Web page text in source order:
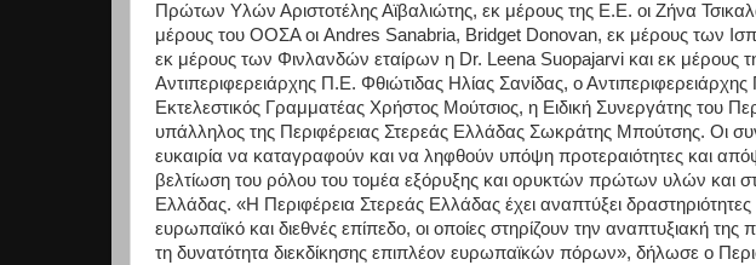
Πρώτων Υλών Αριστοτέλης Αϊβαλιώτης, εκ μέρους της Ε.Ε. οι Ζήνα
μέρους του ΟΟΣΑ οι Andres Sanabria, Bridget Donovan, εκ μέρους των
εκ μέρους των Φινλανδών εταίρων η Dr. Leena Suopajarvi και εκ μέρους
Αντιπεριφερειάρχης Π.Ε. Φθιώτιδας Ηλίας Σανίδας, ο
Εκτελεστικός Γραμματέας Χρήστος Μούτσιος, η Ειδική Συνεργάτης του
υπάλληλος της Περιφέρειας Στερεάς Ελλάδας Σωκράτης Μπούτσης. Οι
ευκαιρία να καταγραφούν και να ληφθούν υπόψη προτεραιότητες και
βελτίωση του ρόλου του τομέα εξόρυξης και ορυκτών πρώτων υλών και
Ελλάδας. «Η Περιφέρεια Στερεάς Ελλάδας έχει αναπτύξει
ευρωπαϊκό και διεθνές επίπεδο, οι οποίες στηρίζουν την αναπτυξιακή
τη δυνατότητα διεκδίκησης επιπλέον ευρωπαϊκών πόρων», δήλωσε ο